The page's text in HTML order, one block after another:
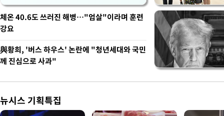
체온 40.6도 쓰러진 해병…"엄살"이라며 훈련
강요
與황희, '버스 하우스' 논란에 "청년세대와 국민
께 진심으로 사과"
뉴시스 기획특집